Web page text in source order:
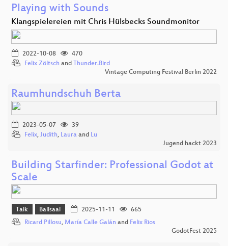
Playing with Sounds
Klangspielereien mit Chris Hülsbecks Soundmonitor
2022-10-08
470
Felix Zöltsch and Thunder.Bird
Vintage Computing Festival Berlin 2022
Raumhundschuh Berta
2023-05-07
39
Felix, Judith, Laura and Lu
Jugend hackt 2023
Building Starfinder: Professional Godot at
Scale
Talk Ballsaal 2025-11-11
665
Ricard Pillosu, María Calle Galán and Felix Rios
GodotFest 2025